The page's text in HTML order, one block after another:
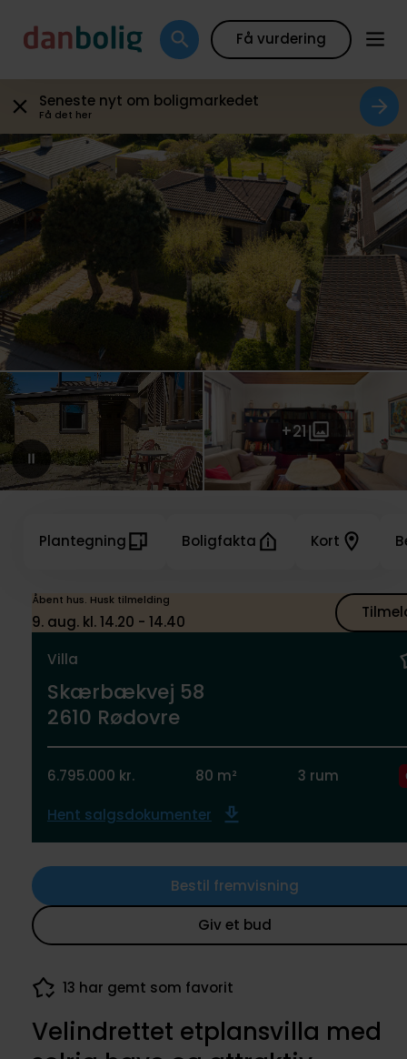
Få vurdering
Seneste nyt om boligmarkedet
Få det her
+21
Åbent hus. Husk tilmelding
9. aug. kl. 14.20 - 14.40
Villa
Skærbækvej 58
2610 Rødovre
6.795.000 kr. 80 m² 3 rum
Hent salgsdokumenter
Giv et bud
Bestil fremvisning
Plantegning Boligfakta Kort
78 visninger de seneste 7 dage
Velindrettet etplansvilla med
Galleri Plantegning Boligfakta Kort